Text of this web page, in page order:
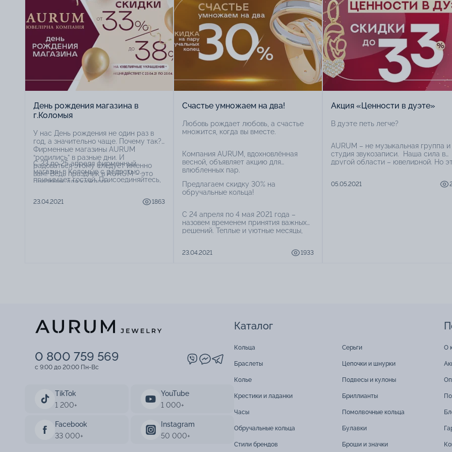
День рождения магазина в
г.Коломыя
У нас День рождения не один раз в
год, а значительно чаще. Почему так?
Фирменные магазины AURUM
“родились” в разные дни. И
радоваться этому следует именно
вам! Ведь праздник в AURUM – это
праздник для каждого.
С 23 по 25 апреля фирменный
магазин в Коломые с радостью
принимает гостей. Присоединяйтесь,
23.04.2021 1863
Счастье умножаем на два!
Любовь рождает любовь, а счастье
множится, когда вы вместе.
Компания AURUM, вдохновлённая
весной, объявляет акцию для
влюбленных пар.
Предлагаем скидку 30% на
обручальные кольца!
С 24 апреля по 4 мая 2021 года –
назовем временем принятия важных
решений. Теплые и уютные месяцы,
дату, а за обручальными кольцами
23.04.2021 1933
Акция «Ценности в дуэте»
В дуэте петь легче?
AURUM – не музыкальная группа и
студия звукозаписи. Наша сила в
другой области – ювелирной. Но
драгоценность мгновений, а
05.05.2021
0 800 759 569
c 9:00 до 20:00 Пн-Вс
TikTok
1 200+
YouTube
1 000+
Facebook
33 000+
Instagram
50 000+
Каталог
Кольца Серьги
Браслеты Цепочки и шнурки
Колье Подвесы и кулоны
Крестики и ладанки Бриллианты
Часы Помолвочные кольца
Обручальные кольца Булавки
Стили брендов Броши и значки
О